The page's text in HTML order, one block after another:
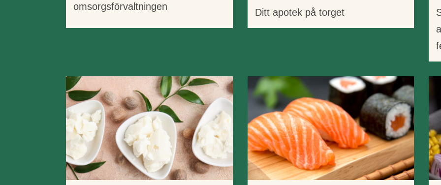
omsorgsförvaltningen
Ditt apotek på torget